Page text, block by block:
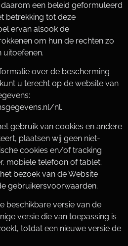
een beleid geformuleerd
betrekking tot deze
ervan alsook de
om hun de rechten zo
uitoefenen.
over de bescherming
u terecht op de website van
nl.
gebruik van cookies en andere
plaatsen wij geen niet-
cookies en/of tracking
mobiele telefoon of tablet.
bezoek van de Website
gebruikersvoorwaarden.
beschikbare versie van de
versie die van toepassing is
totdat een nieuwe versie de